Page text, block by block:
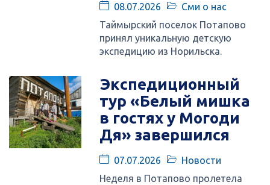
08.07.2026
Сми о нас
Таймырский поселок Потапово
принял уникальную детскую
экспедицию из Норильска.
Экспедиционный
тур «Белый мишка
в гостях у Могоди
Дя» завершился
07.07.2026
Новости
Неделя в Потапово пролетела